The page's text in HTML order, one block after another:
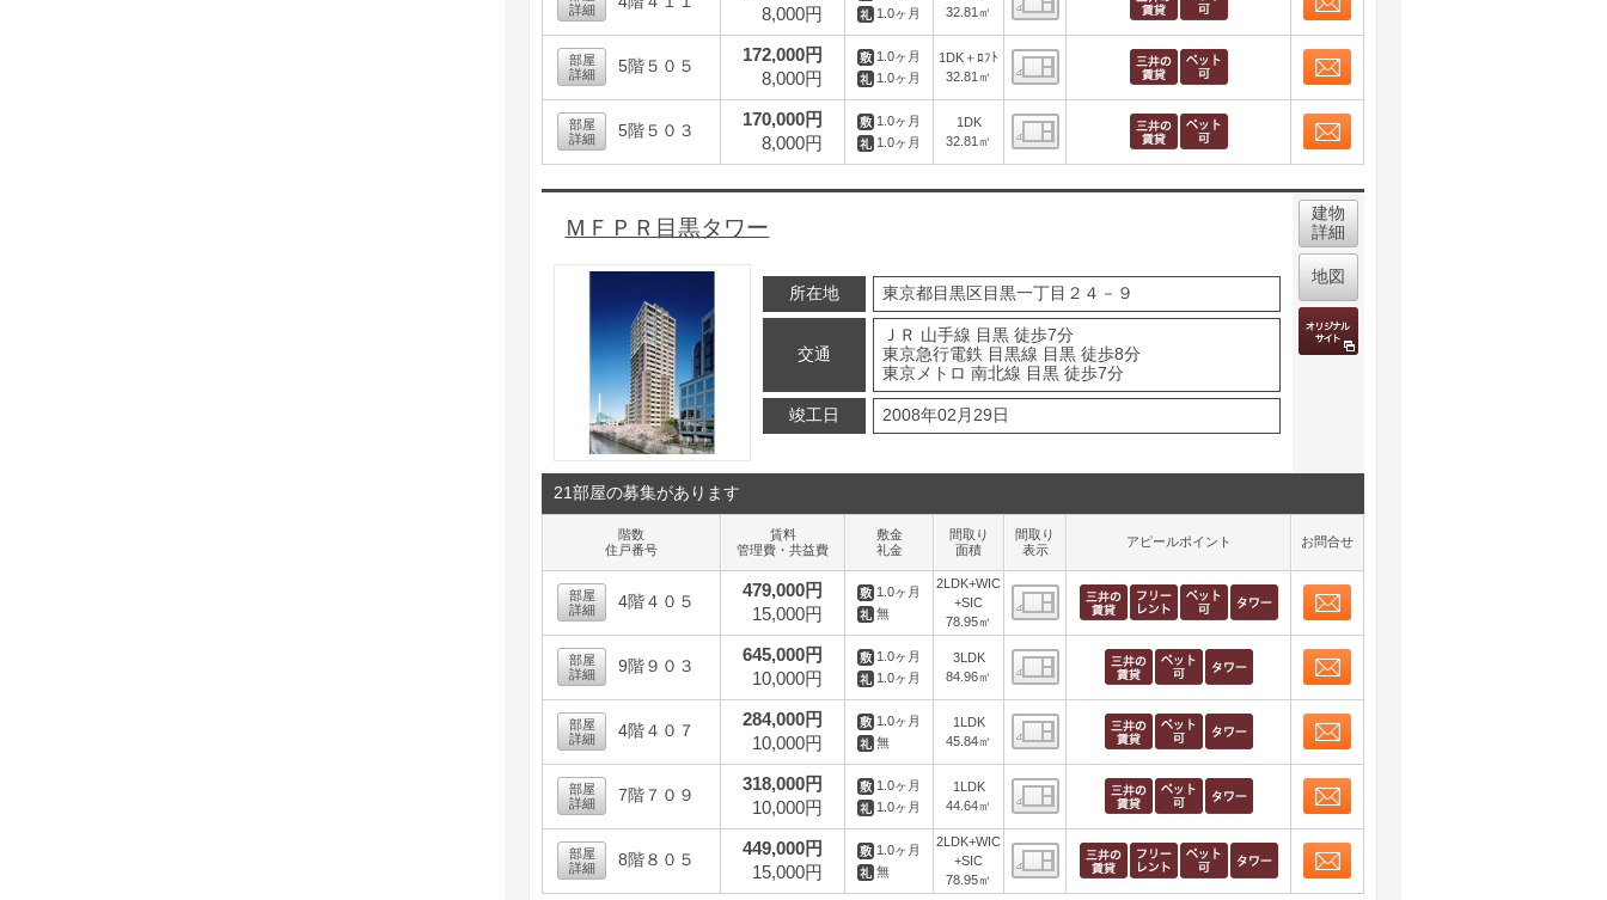
詳細
8,000円
1.0ヶ月
32.81㎡
間取り表示
部屋
詳細
5階５０５
172,000円
8,000円
1.0ヶ月
1.0ヶ月
1DK＋ﾛﾌﾄ
32.81㎡
間取り表示
部屋
詳細
5階５０３
170,000円
8,000円
1.0ヶ月
1.0ヶ月
1DK
32.81㎡
間取り表示
ＭＦＰＲ目黒タワー
所在地 東京都目黒区目黒一丁目２４－９
交通
ＪＲ 山手線 目黒 徒歩7分
東京急行電鉄 目黒線 目黒 徒歩8分
東京メトロ 南北線 目黒 徒歩7分
竣工日 2008年02月29日
建物
詳細
地図
21部屋の募集があります
階数
住戸番号
賃料
管理費・共益費
敷金
礼金
間取り
面積
間取り
表示
アピールポイント お問合せ
部屋
詳細
4階４０５
479,000円
15,000円
1.0ヶ月
無
2LDK+WIC
+SIC
78.95㎡
間取り表示
部屋
詳細
9階９０３
645,000円
10,000円
1.0ヶ月
1.0ヶ月
3LDK
84.96㎡
間取り表示
部屋
詳細
4階４０７
284,000円
10,000円
1.0ヶ月
無
1LDK
45.84㎡
間取り表示
部屋
詳細
7階７０９
318,000円
10,000円
1.0ヶ月
1.0ヶ月
1LDK
44.64㎡
間取り表示
部屋
詳細
8階８０５
449,000円
15,000円
1.0ヶ月
無
2LDK+WIC
+SIC
78.95㎡
間取り表示